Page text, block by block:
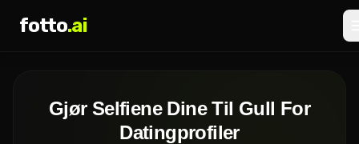
fotto.ai
LOGG INN REGISTRER DEG
Gjør Selfiene Dine Til Gull For
Datingprofiler